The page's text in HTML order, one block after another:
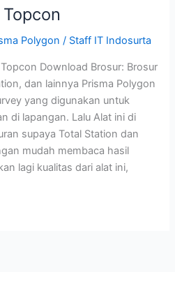
Polygon / Staff IT Indosurta
Download Brosur: Brosur
dan lainnya Prisma Polygon
yang digunakan untuk
di lapangan. Lalu Alat ini di
supaya Total Station dan
mudah membaca hasil
lagi kualitas dari alat ini,